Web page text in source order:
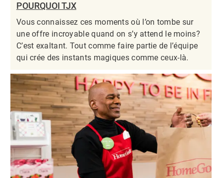
POURQUOI TJX
Vous connaissez ces moments où l’on tombe sur
une offre incroyable quand on s’y attend le moins?
C’est exaltant. Tout comme faire partie de l’équipe
qui crée des instants magiques comme ceux-là.​​​​​​​